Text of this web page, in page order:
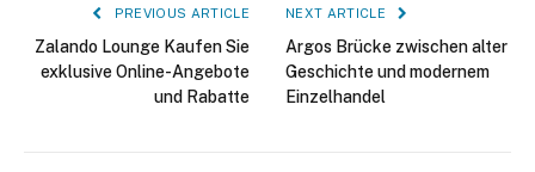
PREVIOUS ARTICLE
Zalando Lounge Kaufen Sie
exklusive Online-Angebote
und Rabatte
NEXT ARTICLE
Argos Brücke zwischen alter
Geschichte und modernem
Einzelhandel